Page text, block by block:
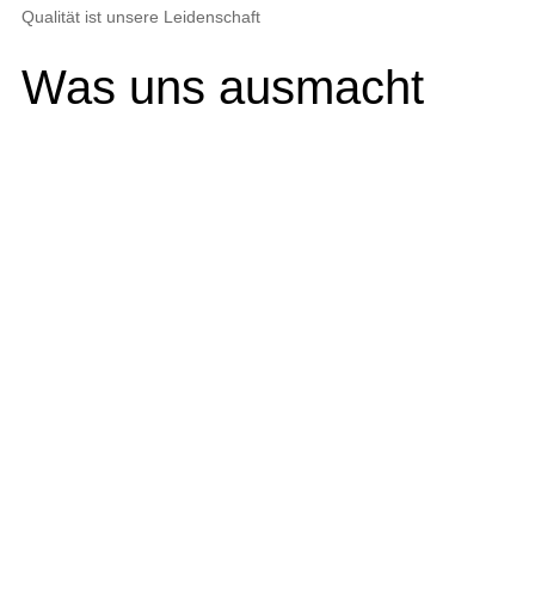
Qualität ist unsere Leidenschaft
Was uns ausmacht